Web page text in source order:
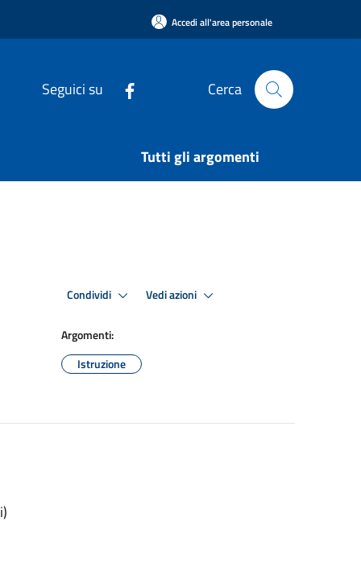
Accedi all'area personale
Seguici su Cerca
Tutti gli argomenti
Condividi Vedi azioni
Argomenti:
Istruzione